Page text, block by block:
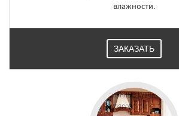
влажности.
ЗАКАЗАТЬ